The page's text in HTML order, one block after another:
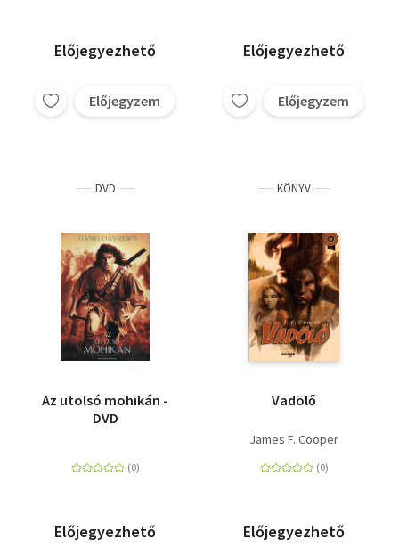
Előjegyezhető
Előjegyzem
Előjegyezhető
Előjegyzem
DVD
Az utolsó mohikán -
DVD
Előjegyezhető
KÖNYV
Vadölő
James F. Cooper
Előjegyezhető